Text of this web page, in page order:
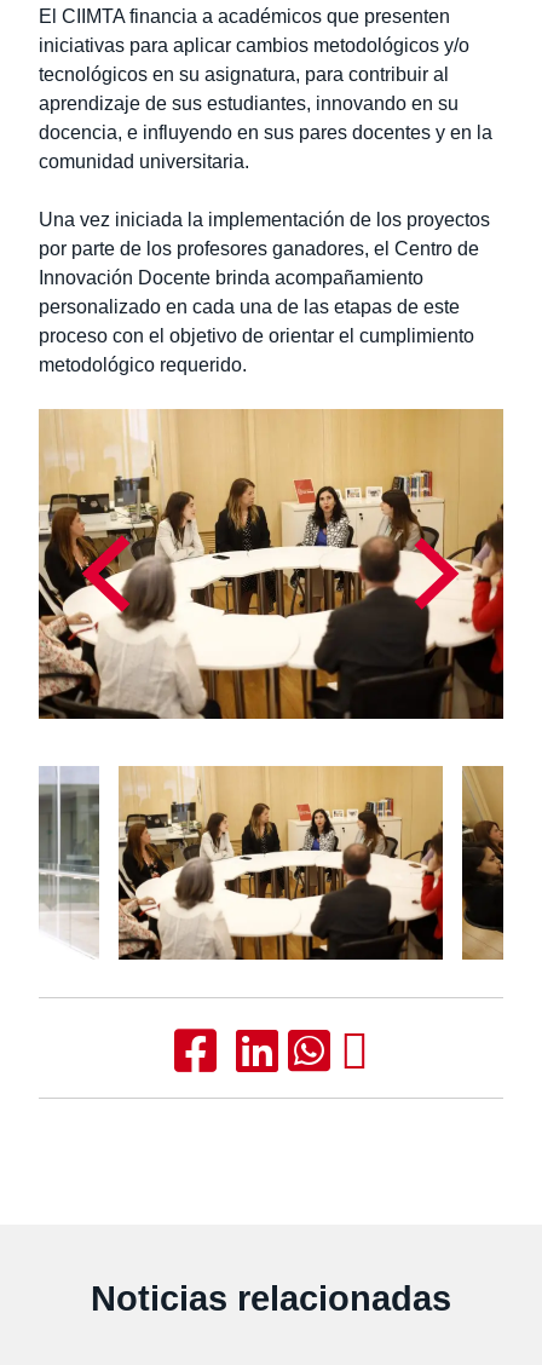
El CIIMTA financia a académicos que presenten
iniciativas para aplicar cambios metodológicos y/o
tecnológicos en su asignatura, para contribuir al
aprendizaje de sus estudiantes, innovando en su
docencia, e influyendo en sus pares docentes y en la
comunidad universitaria.
Una vez iniciada la implementación de los proyectos
por parte de los profesores ganadores, el Centro de
Innovación Docente brinda acompañamiento
personalizado en cada una de las etapas de este
proceso con el objetivo de orientar el cumplimiento
metodológico requerido.
Noticias relacionadas